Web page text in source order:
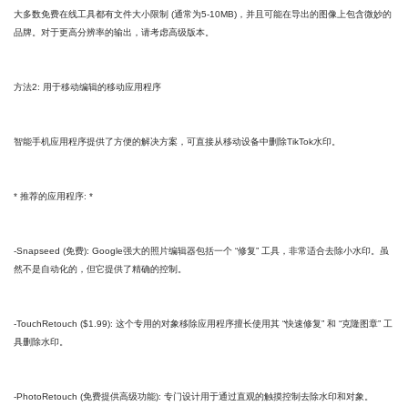
大多数免费在线工具都有文件大小限制 (通常为5-10MB)，并且可能在导出的图像上包含微妙的
品牌。对于更高分辨率的输出，请考虑高级版本。
方法2: 用于移动编辑的移动应用程序
智能手机应用程序提供了方便的解决方案，可直接从移动设备中删除TikTok水印。
* 推荐的应用程序: *
-Snapseed (免费): Google强大的照片编辑器包括一个 “修复” 工具，非常适合去除小水印。虽
然不是自动化的，但它提供了精确的控制。
-TouchRetouch ($1.99): 这个专用的对象移除应用程序擅长使用其 “快速修复” 和 “克隆图章” 工
具删除水印。
-PhotoRetouch (免费提供高级功能): 专门设计用于通过直观的触摸控制去除水印和对象。